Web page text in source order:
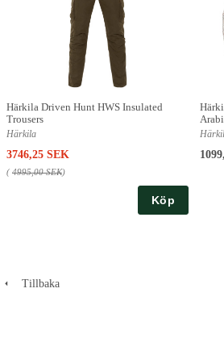
Härkila Driven Hunt HWS Insulated
Trousers
Härkila
3746,25 SEK
( 4995,00 SEK)
Köp
Tillbaka